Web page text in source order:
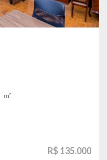
m²
R$ 135.000